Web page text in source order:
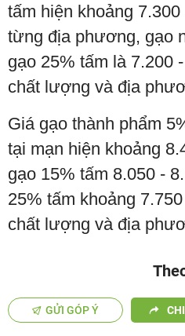
tấm hiện khoảng
từng địa phương, gạo
gạo 25% tấm là 7.200
chất lượng và địa
Giá gạo thành phẩm
tại mạn hiện khoảng
gạo 15% tấm 8.050 -
25% tấm khoảng
chất lượng và địa
GỬI GÓP Ý